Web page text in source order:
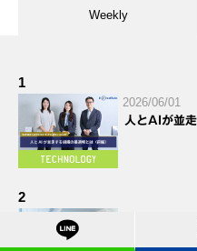
Weekly
1
2026/06/01
人とAIが並
2
Hakuhodo